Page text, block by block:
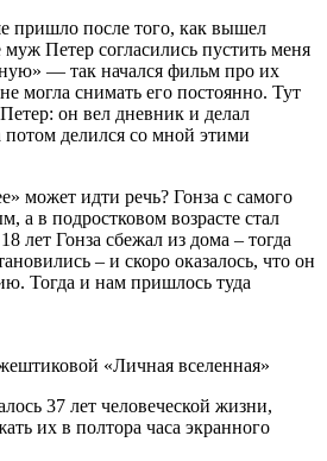
пришло после того, как вышел
Петер согласились пустить меня
— так начался фильм про их
могла снимать его постоянно. Тут
он вел дневник и делал
делился со мной этими
может идти речь? Гонза с самого
а в подростковом возрасте стал
лет Гонза сбежал из дома – тогда
– и скоро оказалось, что он
Тогда и нам пришлось туда
«Личная вселенная»
37 лет человеческой жизни,
их в полтора часа экранного